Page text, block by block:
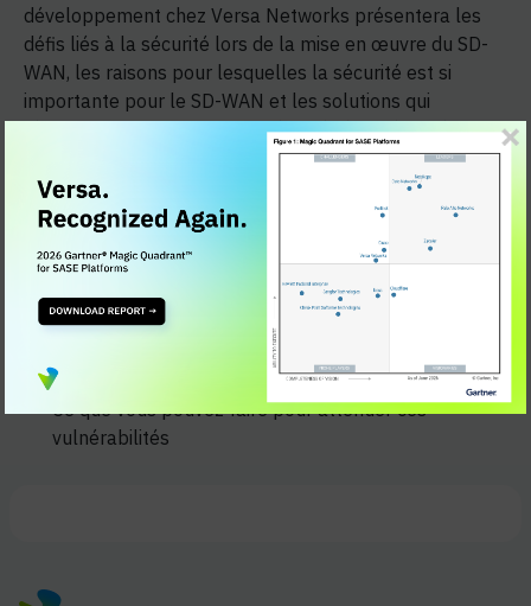
développement chez Versa Networks présentera les
défis liés à la sécurité lors de la mise en œuvre du SD-
WAN, les raisons pour lesquelles la sécurité est si
importante pour le SD-WAN et les solutions qui
répondent directement aux défis liés à la sécurité lors
Au cours de ce webinaire, vous découvrirez :
Principales menaces de sécurité auxquelles sont
confrontées les implémentations SD-WAN
Pourquoi est-il si important de s'attaquer à ces
problèmes de sécurité ?
Ce que vous pouvez faire pour atténuer ces
vulnérabilités